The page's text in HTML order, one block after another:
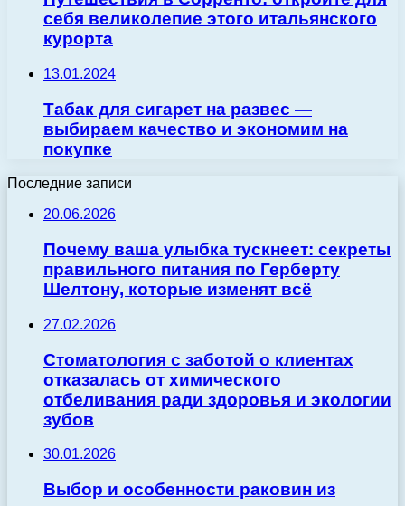
себя великолепие этого итальянского
курорта
13.01.2024
Табак для сигарет на развес —
выбираем качество и экономим на
покупке
Последние записи
20.06.2026
Почему ваша улыбка тускнеет: секреты
правильного питания по Герберту
Шелтону, которые изменят всё
27.02.2026
Стоматология с заботой о клиентах
отказалась от химического
отбеливания ради здоровья и экологии
зубов
30.01.2026
Выбор и особенности раковин из